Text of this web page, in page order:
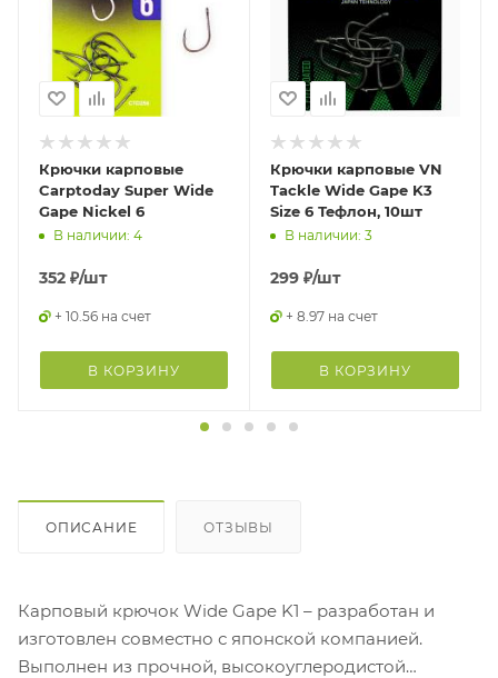
Крючки карповые
Carptoday Super Wide
Gape Nickel 6
В наличии: 4
352 ₽/шт
+ 10.56 на счет
В КОРЗИНУ
Крючки карповые VN
Tackle Wide Gape K3
Size 6 Тефлон, 10шт
В наличии: 3
299 ₽/шт
+ 8.97 на счет
В КОРЗИНУ
ОПИСАНИЕ ОТЗЫВЫ
Карповый крючок Wide Gape K1 – разработан и
изготовлен совместно с японской компанией.
Выполнен из прочной, высокоуглеродистой